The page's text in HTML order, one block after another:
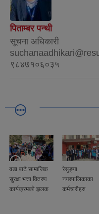
पिताम्बर पन्थी
सूचना अधिकारी
९८४७१०६०३५
वडा बाटै सामाजिक
सुरक्षा भत्ता वितरण
कार्यक्रमको झलक
रेसुङ्गा
नगरपालिकाका
कर्मचारीहरु